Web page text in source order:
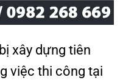
xây dựng tiên
việc thi công tại